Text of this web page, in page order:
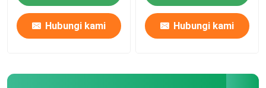
Pita Lingkar Lengan Atas Tengah
Hubungi kami Hubungi kami